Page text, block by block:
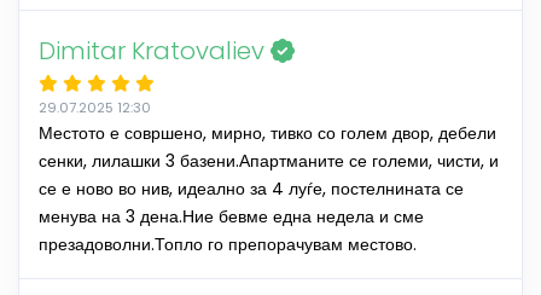
Dimitar Kratovaliev
29.07.2025 12:30
Местото е совршено, мирно, тивко со голем двор, дебели
сенки, лилашки 3 базени.Апартманите се големи, чисти, и
се е ново во нив, идеално за 4 луѓе, постелнината се
менува на 3 дена.Ние бевме една недела и сме
презадоволни.Топло го препорачувам местово.